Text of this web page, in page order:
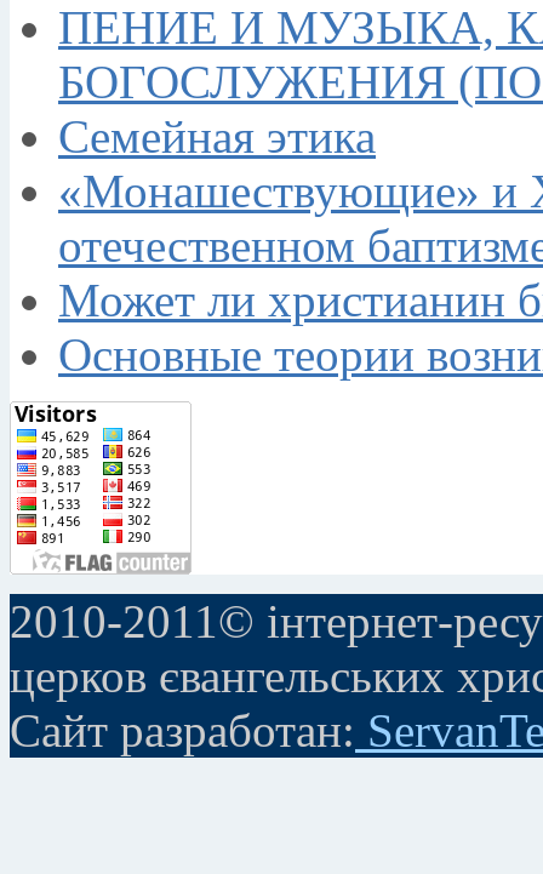
ПЕНИЕ И МУЗЫКА,
БОГОСЛУЖЕНИЯ
Семейная этика
«Монашествующие» и
отечественном
Может ли христианин
Основные теории
2010-2011© інтернет-
церков євангельських
Сайт разработан: